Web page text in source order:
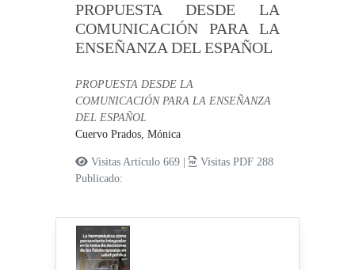
PROPUESTA DESDE LA
COMUNICACIÓN PARA LA
ENSEÑANZA DEL ESPAÑOL
PROPUESTA DESDE LA
COMUNICACIÓN PARA LA ENSEÑANZA
DEL ESPAÑOL
Cuervo Prados, Mónica
Visitas Artículo 669 |
Visitas PDF 288
Publicado: